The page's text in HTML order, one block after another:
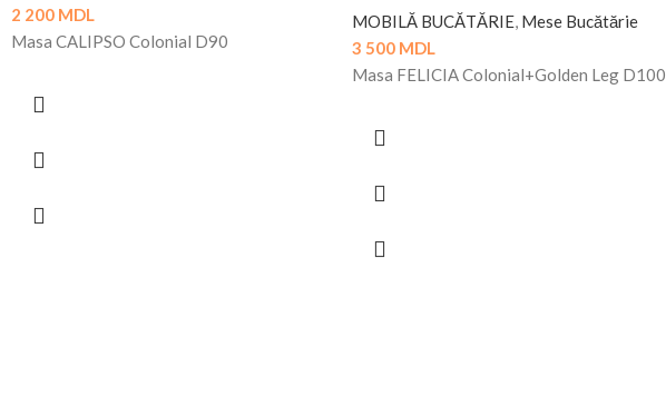
2 200 MDL
Masa CALIPSO Colonial D90
MOBILĂ BUCĂTĂRIE, Mese Bucătărie
3 500 MDL
Masa FELICIA Colonial+Golden Leg D100